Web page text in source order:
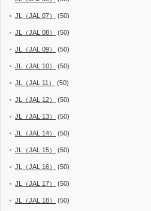
JL（JAL 07） (50)
JL（JAL 08） (50)
JL（JAL 09） (50)
JL（JAL 10） (50)
JL（JAL 11） (50)
JL（JAL 12） (50)
JL（JAL 13） (50)
JL（JAL 14） (50)
JL（JAL 15） (50)
JL（JAL 16） (50)
JL（JAL 17） (50)
JL（JAL 18） (50)